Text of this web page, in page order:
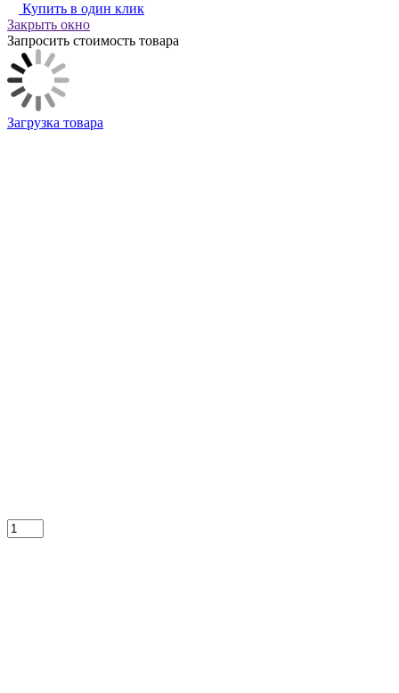
Купить в один клик
Закрыть окно
Запросить стоимость товара
Загрузка товара